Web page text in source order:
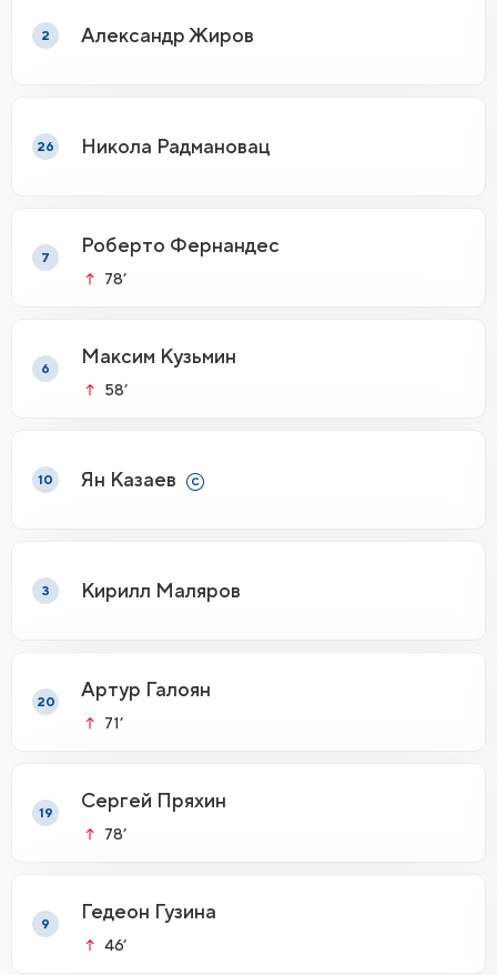
2 Александр Жиров
26 Никола Радмановац
7
Роберто Фернандес
78’
6
Максим Кузьмин
58’
10 Ян Казаев
3 Кирилл Маляров
20
Артур Галоян
71’
19
Сергей Пряхин
78’
9
Гедеон Гузина
46’